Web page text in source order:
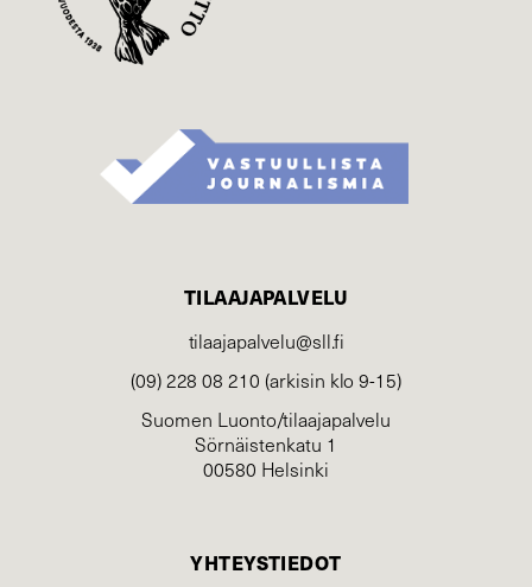
TILAAJAPALVELU
tilaajapalvelu@sll.fi
(09) 228 08 210 (arkisin klo 9-15)
Suomen Luonto/tilaajapalvelu
Sörnäistenkatu 1
00580 Helsinki
YHTEYSTIEDOT